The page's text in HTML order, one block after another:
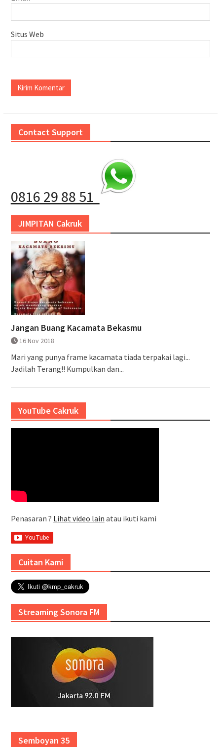
Situs Web
Contact Support
0816 29 88 51
JIMPITAN Cakruk
Jangan Buang Kacamata Bekasmu
16 Nov 2018
Mari yang punya frame kacamata tiada terpakai lagi...
Jadilah Terang!! Kumpulkan dan...
YouTube Cakruk
Penasaran ? Lihat video lain atau ikuti kami
Cuitan Kami
Streaming Sonora FM
Semboyan 35